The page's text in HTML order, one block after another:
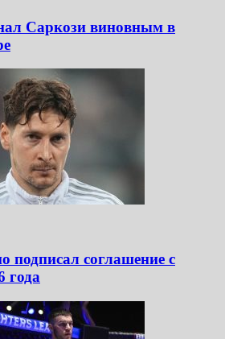
Саркози виновным в
подписал соглашение с
года